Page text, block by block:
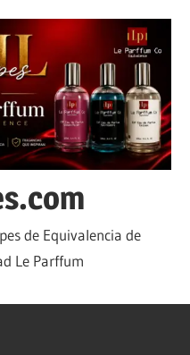
de Equivalencia de
Le Parffum